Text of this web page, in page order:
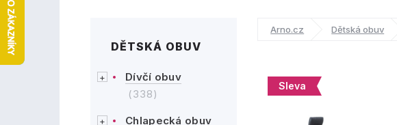
DĚTSKÁ OBUV
Dívčí obuv
(338)
Chlapecká obuv
Arno.cz Dětská obuv
Sleva